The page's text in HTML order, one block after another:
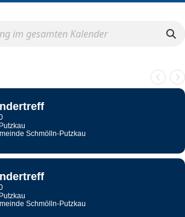
Schmölln-Putzkau
Schmölln-Putzkau